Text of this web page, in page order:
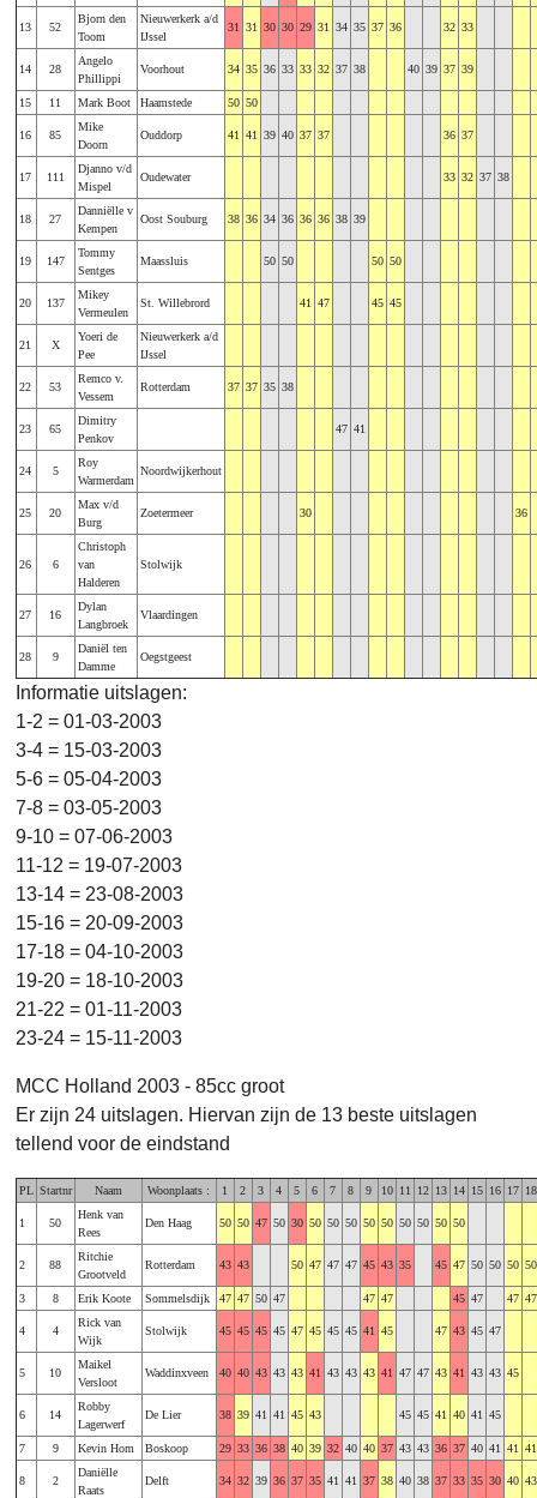
13 52
Bjorn den
Toom
Nieuwerkerk a/d
IJssel
31 31 30 30 29 31 34 35 37 36 32 33
14 28
Angelo
Phillippi
Voorhout 34 35 36 33 33 32 37 38 40 39 37 39
15 11 Mark Boot Haamstede 50 50
16 85
Mike
Doorn
Ouddorp 41 41 39 40 37 37 36 37
17 111
Djanno v/d
Mispel
Oudewater 33 32 37 38
18 27
Danniëlle v
Kempen
Oost Souburg 38 36 34 36 36 36 38 39
19 147
Tommy
Sentges
Maassluis 50 50 50 50
20 137
Mikey
Vermeulen
St. Willebrord 41 47 45 45
21 X
Yoeri de
Pee
Nieuwerkerk a/d
IJssel
22 53
Remco v.
Vessem
Rotterdam 37 37 35 38
23 65
Dimitry
Penkov
47 41
24 5
Roy
Warmerdam
Noordwijkerhout
25 20
Max v/d
Burg
Zoetermeer 30 36
26 6
Christoph
van
Halderen
Stolwijk
27 16
Dylan
Langbroek
Vlaardingen
28 9
Daniël ten
Damme
Oegstgeest
Informatie uitslagen:
1-2 = 01-03-2003
3-4 = 15-03-2003
5-6 = 05-04-2003
7-8 = 03-05-2003
9-10 = 07-06-2003
11-12 = 19-07-2003
13-14 = 23-08-2003
15-16 = 20-09-2003
17-18 = 04-10-2003
19-20 = 18-10-2003
21-22 = 01-11-2003
23-24 = 15-11-2003
MCC Holland 2003 - 85cc groot
Er zijn 24 uitslagen. Hiervan zijn de 13 beste uitslagen
tellend voor de eindstand
PL Startnr Naam Woonplaats : 1 2 3 4 5 6 7 8 9 10 11 12 13 14 15 16 17 18
1 50
Henk van
Rees
Den Haag 50 50 47 50 30 50 50 50 50 50 50 50 50 50
2 88
Ritchie
Grootveld
Rotterdam 43 43 50 47 47 47 45 43 35 45 47 50 50 50 50
3 8 Erik Koote Sommelsdijk 47 47 50 47 47 47 45 47 47 47
4 4
Rick van
Wijk
Stolwijk 45 45 45 45 47 45 45 45 41 45 47 43 45 47
5 10
Maikel
Versloot
Waddinxveen 40 40 43 43 43 41 43 43 43 41 47 47 43 41 43 43 45
6 14
Robby
Lagerwerf
De Lier 38 39 41 41 45 43 45 45 41 40 41 45
7 9 Kevin Hom Boskoop 29 33 36 38 40 39 32 40 40 37 43 43 36 37 40 41 41 41
8 2
Daniëlle
Raats
Delft 34 32 39 36 37 35 41 41 37 38 40 38 37 33 35 30 40 43